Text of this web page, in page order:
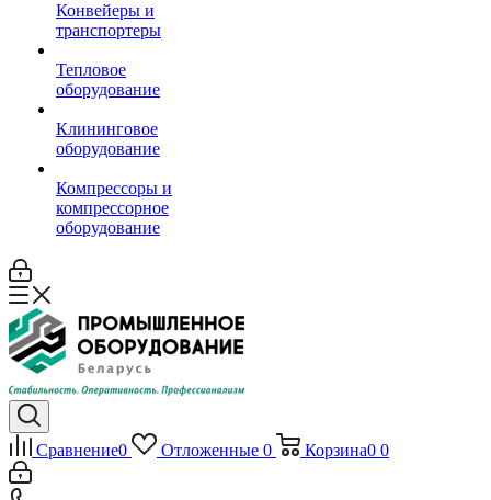
Конвейеры и
транспортеры
Тепловое
оборудование
Клининговое
оборудование
Компрессоры и
компрессорное
оборудование
Сравнение0 Отложенные 0 Корзина0 0